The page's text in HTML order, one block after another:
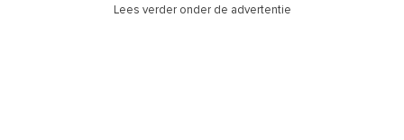
Lees verder onder de advertentie